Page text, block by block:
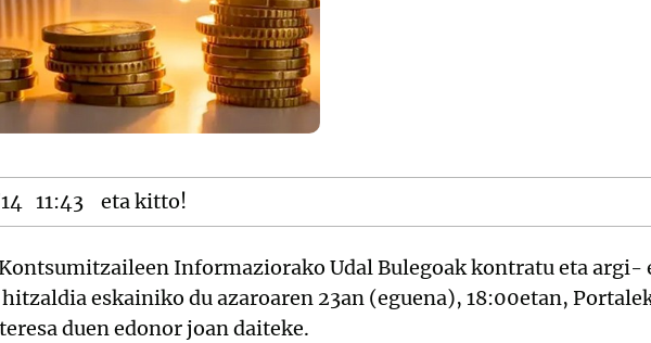
11:43 eta kitto!
Informaziorako Udal Bulegoak kontratu eta
eskainiko du azaroaren 23an (eguena), 18:00etan,
duen edonor joan daiteke.